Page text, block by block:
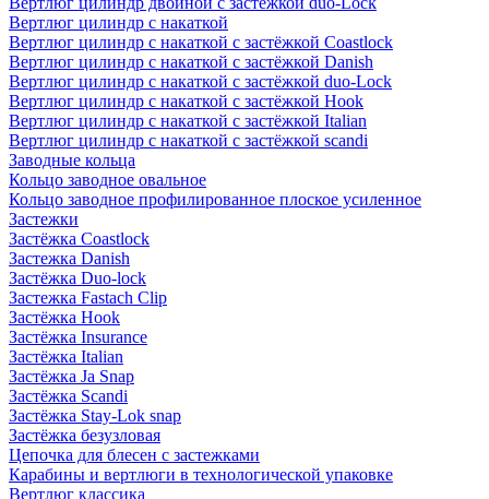
Вертлюг цилиндр с накаткой
Вертлюг цилиндр с накаткой с застёжкой Coastlock
Вертлюг цилиндр с накаткой с застёжкой Danish
Вертлюг цилиндр с накаткой с застёжкой duo-Lock
Вертлюг цилиндр с накаткой с застёжкой Hook
Вертлюг цилиндр с накаткой с застёжкой Italian
Вертлюг цилиндр с накаткой с застёжкой scandi
Заводные кольца
Кольцо заводное овальное
Кольцо заводное профилированное плоское усиленное
Застежки
Застёжка Coastlock
Застежка Danish
Застёжка Duo-lock
Застежка Fastach Clip
Застёжка Hook
Застёжка Insurance
Застёжка Italian
Застёжка Ja Snap
Застёжка Scandi
Застёжка Stay-Lok snap
Застёжка безузловая
Цепочка для блесен с застежками
Карабины и вертлюги в технологической упаковке
Вертлюг классика